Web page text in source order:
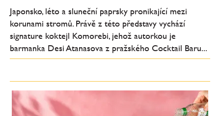
Japonsko, léto a sluneční paprsky pronikající mezi
korunami stromů. Právě z této představy vychází
signature koktejl Komorebi, jehož autorkou je
barmanka Desi Atanasova z pražského Cocktail Baru...